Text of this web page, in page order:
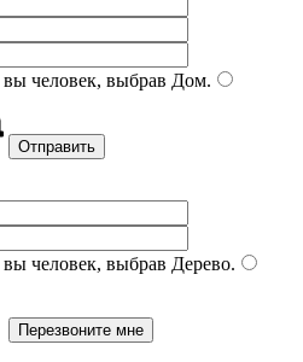
человек, выбрав Дом.
человек, выбрав Дерево.